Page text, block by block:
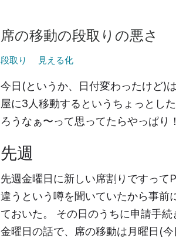
席の移動の段取りの悪さ
段取り 見える化
今日(というか、日付変わったけど)
屋に3人移動するというちょっとし
ろうなぁ〜って思ってたらやっぱり
先週
先週金曜日に新しい席割りですっ
違うという噂を聞いていたから事前
ておいた。 その日のうちに申請手
金曜日の話で、席の移動は月曜日(今